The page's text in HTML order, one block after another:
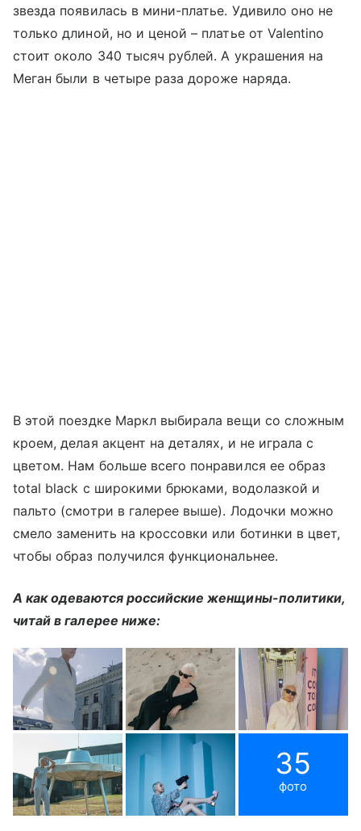
звезда появилась в мини-платье. Удивило оно не
только длиной, но и ценой – платье от Valentino
стоит около 340 тысяч рублей. А украшения на
Меган были в четыре раза дороже наряда.
В этой поездке Маркл выбирала вещи со сложным
кроем, делая акцент на деталях, и не играла с
цветом. Нам больше всего понравился ее образ
total black с широкими брюками, водолазкой и
пальто (смотри в галерее выше). Лодочки можно
смело заменить на кроссовки или ботинки в цвет,
чтобы образ получился функциональнее.
А как одеваются российские женщины-политики,
читай в галерее ниже:
35
фото